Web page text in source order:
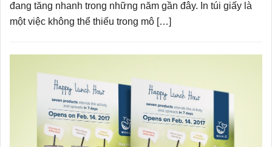
đang tăng nhanh trong những năm gần đây. In túi giấy là
một việc không thể thiếu trong mô […]